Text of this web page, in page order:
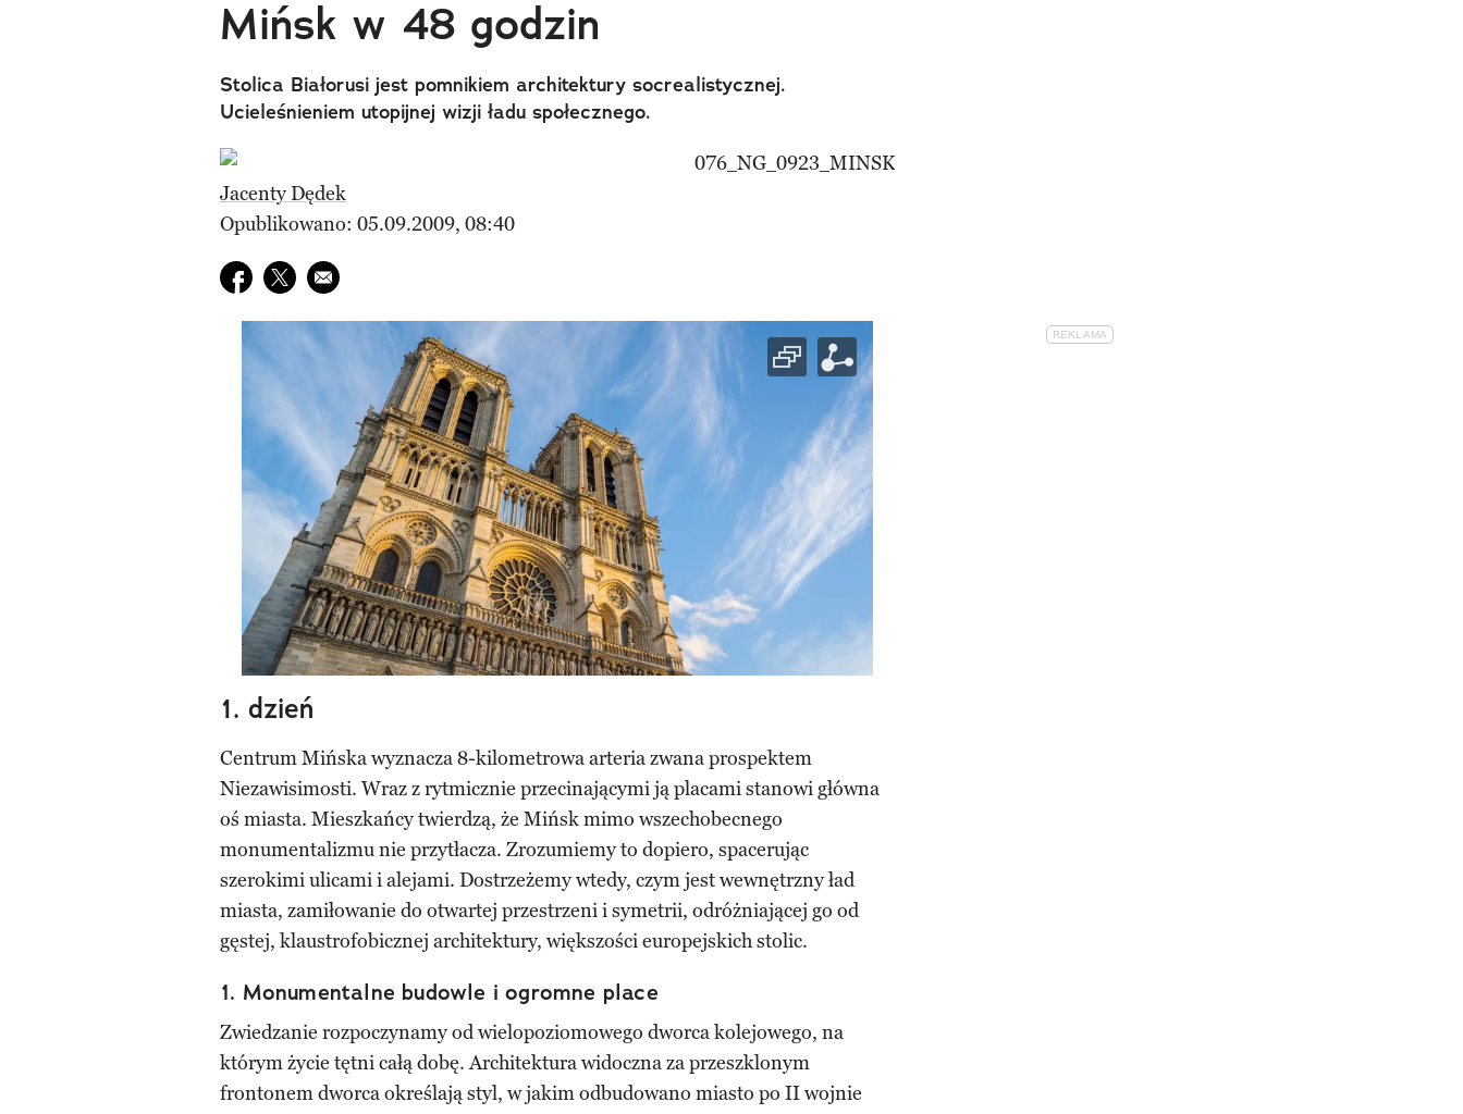
Mińsk w 48 godzin
Stolica Białorusi jest pomnikiem architektury socrealistycznej.
Ucieleśnieniem utopijnej wizji ładu społecznego.
Jacenty Dędek
Opublikowano: 05.09.2009, 08:40
Udostępnij na facebook
Udostępnij na twitter
E-mail do przyjaciela
1. dzień
Centrum Mińska wyznacza 8-kilometrowa arteria zwana prospektem
Niezawisimosti. Wraz z rytmicznie przecinającymi ją placami stanowi główna
oś miasta. Mieszkańcy twierdzą, że Mińsk mimo wszechobecnego
monumentalizmu nie przytłacza. Zrozumiemy to dopiero, spacerując
szerokimi ulicami i alejami. Dostrzeżemy wtedy, czym jest wewnętrzny ład
miasta, zamiłowanie do otwartej przestrzeni i symetrii, odróżniającej go od
gęstej, klaustrofobicznej architektury, większości europejskich stolic.
1. Monumentalne budowle i ogromne place
Zwiedzanie rozpoczynamy od wielopoziomowego dworca kolejowego, na
którym życie tętni całą dobę. Architektura widoczna za przeszklonym
frontonem dworca określają styl, w jakim odbudowano miasto po II wojnie